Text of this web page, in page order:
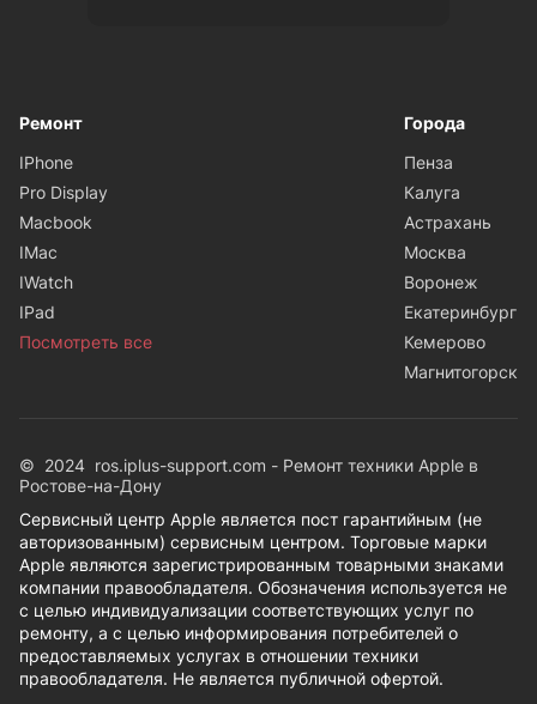
Ремонт
IPhone
Pro Display
Macbook
IMac
IWatch
IPad
Посмотреть все
Города
Пенза
Калуга
Астрахань
Москва
Воронеж
Екатеринбург
Кемерово
Магнитогорск
© 2024 ros.iplus-support.com - Ремонт техники Apple в
Ростове-на-Дону
Сервисный центр Apple является пост гарантийным (не
авторизованным) сервисным центром. Торговые марки
Apple являются зарегистрированным товарными знаками
компании правообладателя. Обозначения используется не
с целью индивидуализации соответствующих услуг по
ремонту, а с целью информирования потребителей о
предоставляемых услугах в отношении техники
правообладателя. Не является публичной офертой.